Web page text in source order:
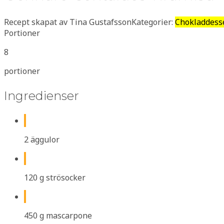
Recept skapat av Tina GustafssonKategorier:
Portioner
8
portioner
Ingredienser
2 äggulor
120 g strösocker
450 g mascarpone